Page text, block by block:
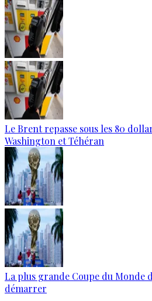
Le Brent repasse sous les 80
Washington et Téhéran
La plus grande Coupe du Monde
démarrer